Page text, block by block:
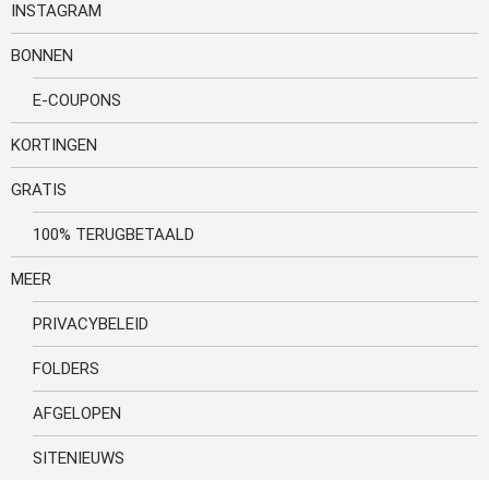
INSTAGRAM
BONNEN
E-COUPONS
KORTINGEN
GRATIS
100% TERUGBETAALD
MEER
PRIVACYBELEID
FOLDERS
AFGELOPEN
SITENIEUWS